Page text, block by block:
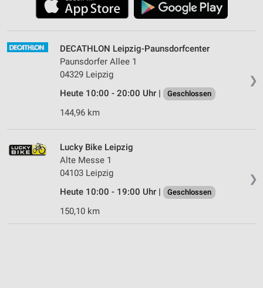
❯
DECATHLON Leipzig-Paunsdorfcenter
Paunsdorfer Allee 1
04329 Leipzig
Heute 10:00 - 20:00 Uhr |
Geschlossen
144,96 km
❯
Lucky Bike Leipzig
Alte Messe 1
04103 Leipzig
Heute 10:00 - 19:00 Uhr |
Geschlossen
150,10 km